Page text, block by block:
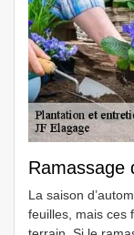
Ramassage
La saison
feuilles, mais ces